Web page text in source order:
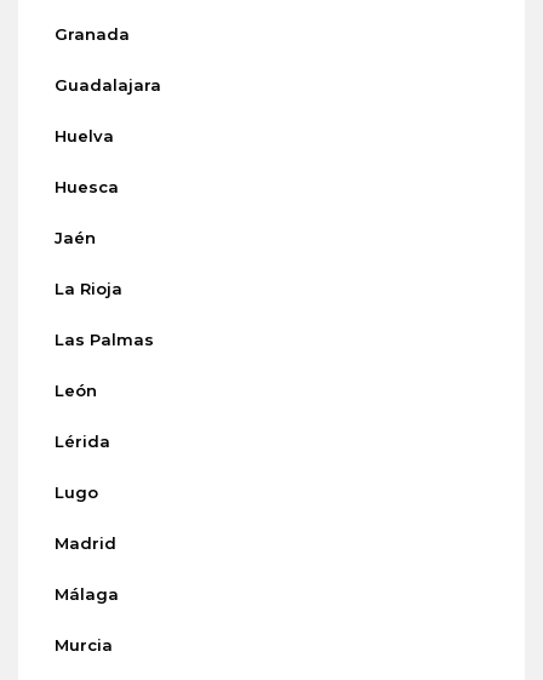
Granada
Guadalajara
Huelva
Huesca
Jaén
La Rioja
Las Palmas
León
Lérida
Lugo
Madrid
Málaga
Murcia